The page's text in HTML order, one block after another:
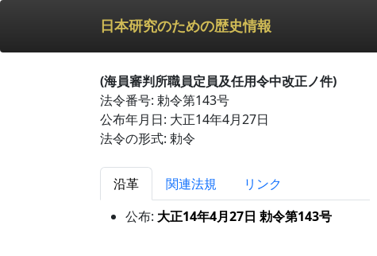
日本研究のための歴史情報
(海員審判所職員定員及任用令中改正ノ件)
法令番号: 勅令第143号
公布年月日: 大正14年4月27日
法令の形式: 勅令
沿革 関連法規
リンク
公布: 大正14年4月27日 勅令第143号